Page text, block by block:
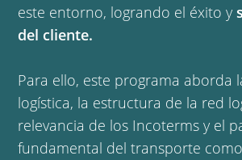
este entorno, logrando el éxito y
del cliente.
Para ello, este programa aborda
logística, la estructura de la red
relevancia de los Incoterms y el
fundamental del transporte